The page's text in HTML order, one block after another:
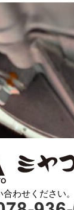
わせください